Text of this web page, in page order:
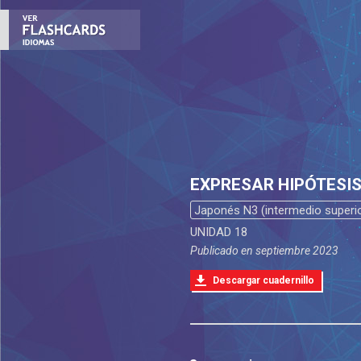
EXPRESAR HIPÓTESIS
Japonés N3 (intermedio
UNIDAD 18
Publicado en septiembre 2023
Descargar cuadernillo